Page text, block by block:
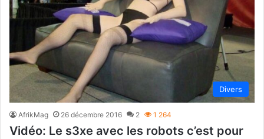
Divers
AfrikMag 26 décembre 2016 2 1 264
Vidéo: Le s3xe avec les robots c’est pour